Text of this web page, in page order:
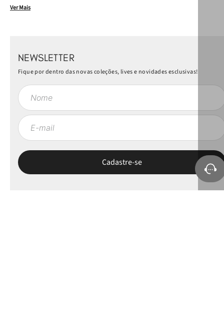
Ver Mais
NEWSLETTER
Fique por dentro das novas coleções, lives e novidades esclusivas!